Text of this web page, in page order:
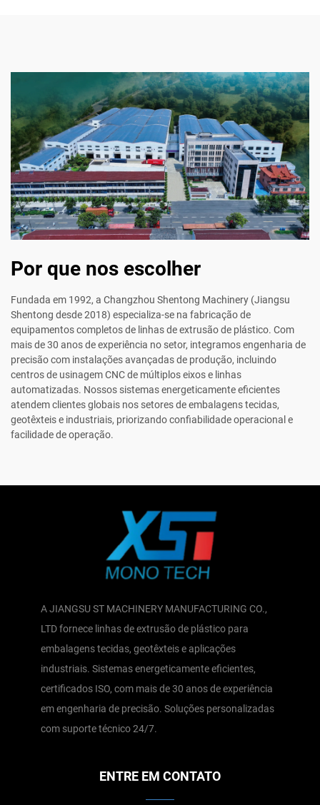
Por que nos escolher
Fundada em 1992, a Changzhou Shentong Machinery (Jiangsu
Shentong desde 2018) especializa-se na fabricação de
equipamentos completos de linhas de extrusão de plástico. Com
mais de 30 anos de experiência no setor, integramos engenharia de
precisão com instalações avançadas de produção, incluindo
centros de usinagem CNC de múltiplos eixos e linhas
automatizadas. Nossos sistemas energeticamente eficientes
atendem clientes globais nos setores de embalagens tecidas,
geotêxteis e industriais, priorizando confiabilidade operacional e
facilidade de operação.
A JIANGSU ST MACHINERY MANUFACTURING CO.,
LTD fornece linhas de extrusão de plástico para
embalagens tecidas, geotêxteis e aplicações
industriais. Sistemas energeticamente eficientes,
certificados ISO, com mais de 30 anos de experiência
em engenharia de precisão. Soluções personalizadas
com suporte técnico 24/7.
ENTRE EM CONTATO